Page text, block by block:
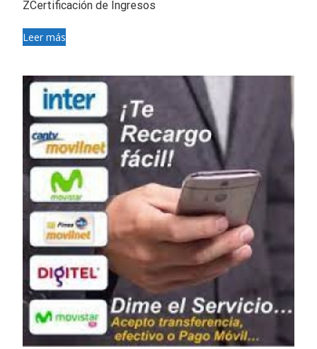
ZCertificación de Ingresos
Leer más